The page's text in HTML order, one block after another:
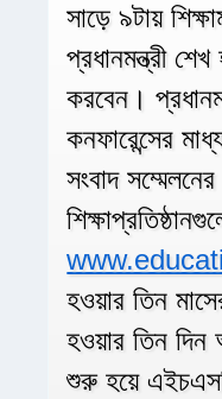
সাড়ে ৯টায়
প্রধানমন্ত্রী
করবেন।
কনফারেন্সের
সংবাদ
হওয়ার তিন
হওয়ার তিন
শুরু হয়ে